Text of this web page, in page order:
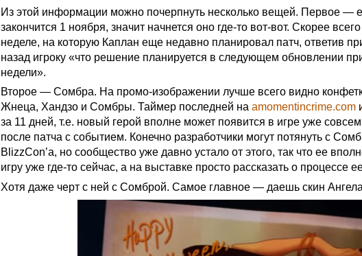
Из этой информации можно почерпнуть несколько вещей. Первое —
закончится 1 ноября, значит начнется оно где-то вот-вот. Скорее
неделе, на которую Каплан еще недавно планировал патч, ответив
назад игроку «что решение планируется в следующем обновлении
недели».
Второе — Сомбра. На промо-изображении лучше всего видно
Жнеца, Хандзо и Сомбры. Таймер последней на amomentincrime.com
за 11 дней, т.е. новый герой вполне может появится в игре уже
после патча с событием. Конечно разработчики могут потянуть с
BlizzCon’а, но сообщество уже давно устало от этого, так что ее
игру уже где-то сейчас, а на выставке просто рассказать о процессе
Хотя даже черт с ней с Сомброй. Самое главное — даешь скин